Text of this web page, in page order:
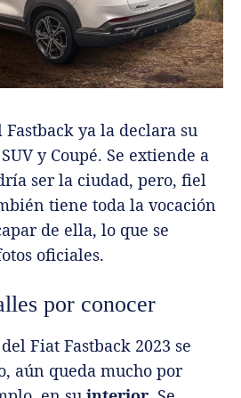
ya la declara su
y Coupé. Se extiende a
ser la ciudad, pero, fiel
tiene toda la vocación
de ella, lo que se
oficiales.
por conocer
Fiat Fastback 2023 se
aún queda mucho por